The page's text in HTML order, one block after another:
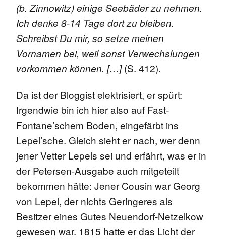
(b. Zinnowitz) einige Seebäder zu nehmen.
Ich denke 8-14 Tage dort zu bleiben.
Schreibst Du mir, so setze meinen
Vornamen bei, weil sonst Verwechslungen
vorkommen können. […](S. 412).
Da ist der Bloggist elektrisiert, er spürt:
Irgendwie bin ich hier also auf Fast-
Fontane’schem Boden, eingefärbt ins
Lepel’sche. Gleich sieht er nach, wer denn
jener Vetter Lepels sei und erfährt, was er in
der Petersen-Ausgabe auch mitgeteilt
bekommen hätte: Jener Cousin war Georg
von Lepel, der nichts Geringeres als
Besitzer eines Gutes Neuendorf-Netzelkow
gewesen war. 1815 hatte er das Licht der